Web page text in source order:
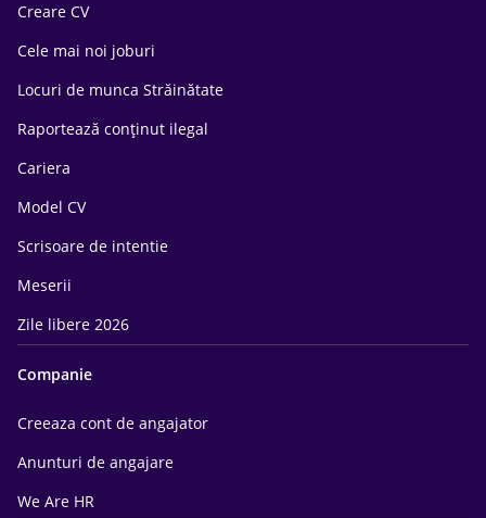
Creare CV
Cele mai noi joburi
Locuri de munca Străinătate
Raportează conținut ilegal
Cariera
Model CV
Scrisoare de intentie
Meserii
Zile libere 2026
Companie
Creeaza cont de angajator
Anunturi de angajare
We Are HR